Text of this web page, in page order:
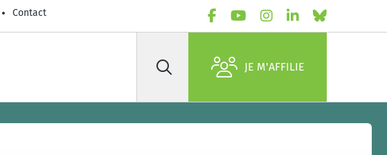
Contact
Rechercher JE M'AFFILIE